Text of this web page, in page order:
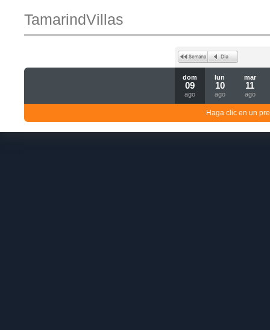
TamarindVillas
dom
09
ago
lun
10
ago
mar
11
ago
Haga clic en un